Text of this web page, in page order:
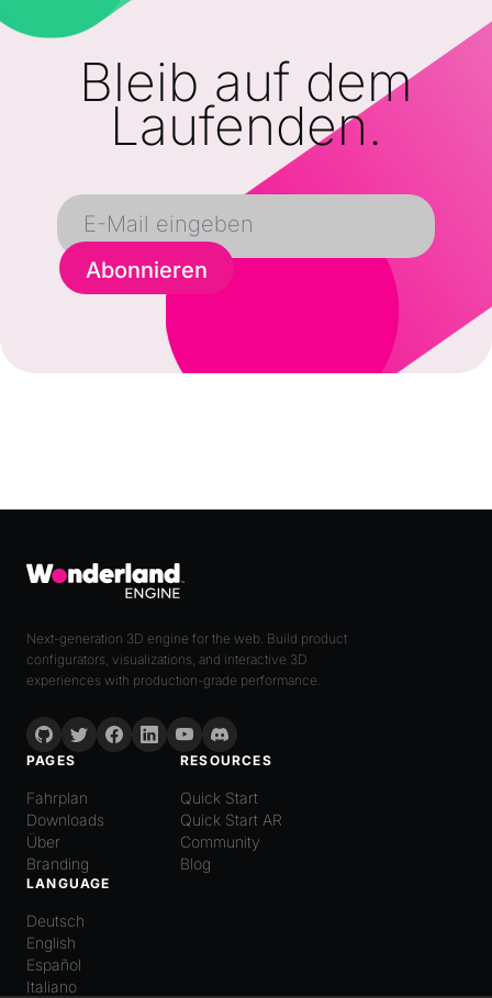
Bleib auf dem
Laufenden.
Abonnieren
Next-generation 3D engine for the web. Build product
configurators, visualizations, and interactive 3D
experiences with production-grade performance.
PAGES
Fahrplan
Downloads
Über
Branding
RESOURCES
Quick Start
Quick Start AR
Community
Blog
LANGUAGE
Deutsch
English
Español
Italiano